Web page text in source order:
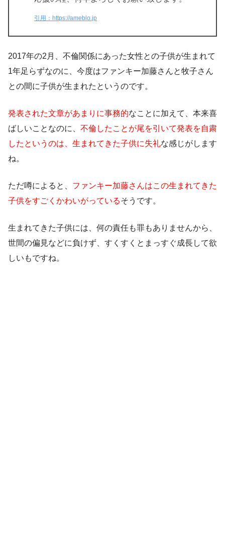
引用：https://ameblo.jp
2017年の2月、不倫関係にあった女性との子供が生まれて
1年足らずなのに、今度はファンキー加藤さんと牧子さん
との間に子供が生まれたというのです。
発表された文章があまりに事務的なことに加えて、本来喜
ばしいことなのに、 不倫したことが尾を引いて発表を自粛
したというのは、生まれてきた子供に失礼な感じがします
ね。
ただ噂によると、 ファンキー加藤さんはこの生まれてきた
子供をすごくかわいがっているそうです。
生まれてきた子供には、何の責任も罪もありませんから、
世間の偏見などに負けず、すくすくとまっすぐ成長して欲
しいもですね。